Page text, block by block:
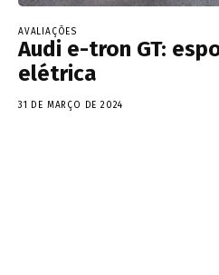
AVALIAÇÕES
Audi e-tron GT:
elétrica
31 DE MARÇO DE 2024